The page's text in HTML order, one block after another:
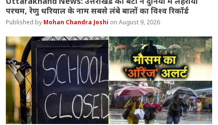
परचम, रेणु धरियाल के नाम सबसे लंबे बालों का विश्व रिकॉर्ड
Mohan Chandra Joshi August 9, 2026